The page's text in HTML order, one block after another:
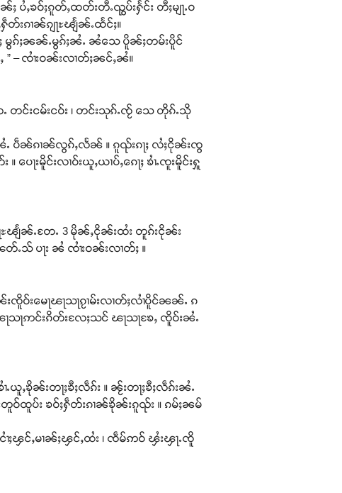
ႈ ပႆႇၶဝ်ႈၵူတ်ႇထတ်းတီႉၺွပ်းႁႅင်း တီႈမျႃႉဝ
းၵၢၼ်ၵျႃႊၽျႅၼ်ႉထႅင်ႈ။
ႈ မွၵ်ႈၼၼ်ႉမွၵ်ႈၼႆႉ ၼႆသေ ပိူၼ်ႈတမ်းပိူင်
” – ၸၢႆးဝၼ်းလၢတ်ႈၼင်ႇၼႆ။
တင်းငမ်းငဝ်း ၊ တင်းသုၵ်ႉၸႂ် သေ တိုၵ်ႉသို
ၼႆႉ ပဵၼ်ၵၢၼ်လွၵ်ႇလႅၼ် ။ ၵူၺ်းၵႃႈ လႆႈငိုၼ်းၸွ
မိူင်းလၢဝ်းယူႇယၢပ်ႇၵေႃႈ ၶၢႆႉၸူးမိူင်းႁူ
ၽျႅၼ်ႉတႄႉ 3 မိုၼ်ႇငိုၼ်းထႆး တူၵ်းငိုၼ်း
ႉသ် ပႃး ၼႆ ၸၢႆးဝၼ်းလၢတ်ႈ ။
ဝ်းမေႃၽႃသႃၵႂၢမ်းလၢတ်ႈလၢႆပိူင်ၼၼ်ႉ ၵ
ဢင်းၵိတ်းလႄႈသင် ၽႃသႃၶႄႇ ၸိူဝ်းၼႆႉ
ႇၶိုၼ်းတႃႈၶီႈလဵၵ်း ။ ၼႂ်းတႃႈၶီႈလဵၵ်းၼႆႉ
ဝ်ထူပ်း ၶဝ်ႈႁဵတ်းၵၢၼ်ၶိုၼ်းၵူၺ်း ။ ၵမ်ႈၼမ်
ႈၾင်ႇမၢၼ်ႈၾင်ႇထႆး ၊ ၸဵမ်ဢဝ် ၾႆးၾႃႉၸိူ